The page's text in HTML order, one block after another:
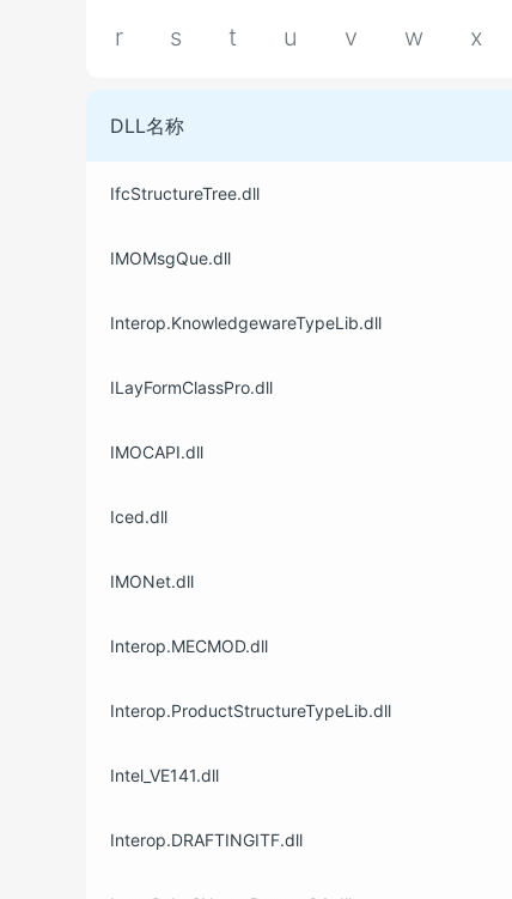
r s t u v w x
DLL名称
IfcStructureTree.dll
IMOMsgQue.dll
Interop.KnowledgewareTypeLib.dll
ILayFormClassPro.dll
IMOCAPI.dll
Iced.dll
IMONet.dll
Interop.MECMOD.dll
Interop.ProductStructureTypeLib.dll
Intel_VE141.dll
Interop.DRAFTINGITF.dll